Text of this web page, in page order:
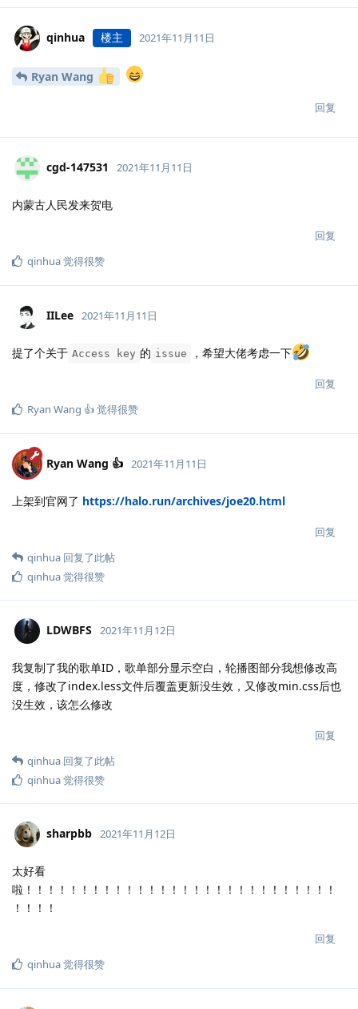
qinhua 楼主 2021年11月11日
Ryan Wang
回复
cgd-147531 2021年11月11日
内蒙古人民发来贺电
回复
qinhua觉得很赞
IILee 2021年11月11日
提了个关于 Access key 的 issue ，希望大佬考虑一下
回复
Ryan Wang 👍觉得很赞
Ryan Wang 👍 2021年11月11日
上架到官网了 https://halo.run/archives/joe20.html
回复
qinhua 回复了此帖
qinhua觉得很赞
LDWBFS 2021年11月12日
我复制了我的歌单ID，歌单部分显示空白，轮播图部分我想修改高
度，修改了index.less文件后覆盖更新没生效，又修改min.css后也
没生效，该怎么修改
回复
qinhua 回复了此帖
qinhua觉得很赞
sharpbb 2021年11月12日
太好看
啦！！！！！！！！！！！！！！！！！！！！！！！！！！！！
！！！！
回复
qinhua觉得很赞